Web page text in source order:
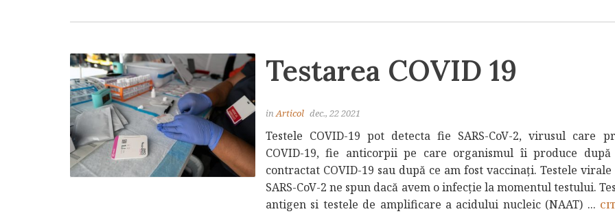
Testarea COVID 19
inArticol dec., 22 2021
Testele COVID-19 pot detecta fie SARS-CoV-2, virusul care
COVID-19, fie anticorpii pe care organismul îi produce
contractat COVID-19 sau după ce am fost vaccinați. Testele
SARS-CoV-2 ne spun dacă avem o infecție la momentul testului.
antigen si testele de amplificare a acidului nucleic (NAAT) ...